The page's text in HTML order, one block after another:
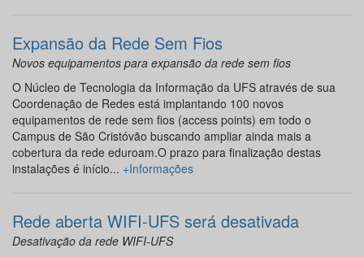
Expansão da Rede Sem Fios
Novos equipamentos para expansão da rede sem fios
O Núcleo de Tecnologia da Informação da UFS através de sua
Coordenação de Redes está implantando 100 novos
equipamentos de rede sem fios (access points) em todo o
Campus de São Cristóvão buscando ampliar ainda mais a
cobertura da rede eduroam.O prazo para finalização destas
instalações é início... +Informações
Rede aberta WIFI-UFS será desativada
Desativação da rede WIFI-UFS